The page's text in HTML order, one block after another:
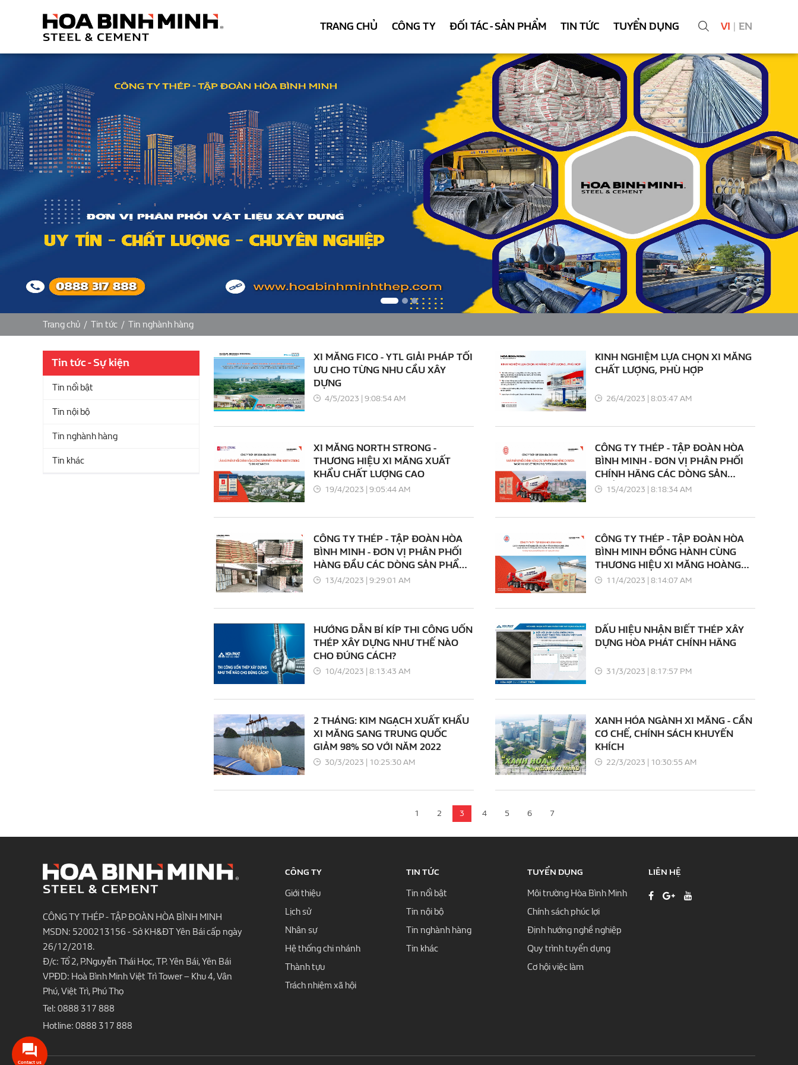
TRANG CHỦ CÔNG TY ĐỐI TÁC - SẢN PHẨM TIN TỨC TUYỂN DỤNG VI | EN
Trang chủ / Tin tức / Tin nghành hàng
Tin tức - Sự kiện
Tin nổi bật
Tin nội bộ
Tin nghành hàng
Tin khác
XI MĂNG FICO - YTL GIẢI PHÁP TỐI
ƯU CHO TỪNG NHU CẦU XÂY
DỰNG
4/5/2023 | 9:08:54 AM
KINH NGHIỆM LỰA CHỌN XI MĂNG
CHẤT LƯỢNG, PHÙ HỢP
26/4/2023 | 8:03:47 AM
XI MĂNG NORTH STRONG -
THƯƠNG HIỆU XI MĂNG XUẤT
KHẨU CHẤT LƯỢNG CAO
19/4/2023 | 9:05:44 AM
CÔNG TY THÉP - TẬP ĐOÀN HÒA
BÌNH MINH - ĐƠN VỊ PHÂN PHỐI
CHÍNH HÃNG CÁC DÒNG SẢN
PHẨM XI MĂNG CHINFON
15/4/2023 | 8:18:34 AM
CÔNG TY THÉP - TẬP ĐOÀN HÒA
BÌNH MINH - ĐƠN VỊ PHÂN PHỐI
HÀNG ĐẦU CÁC DÒNG SẢN PHẨM
XI MĂNG LONG SƠN
13/4/2023 | 9:29:01 AM
CÔNG TY THÉP - TẬP ĐOÀN HÒA
BÌNH MINH ĐỒNG HÀNH CÙNG
THƯƠNG HIỆU XI MĂNG HOÀNG
LONG
11/4/2023 | 8:14:07 AM
HƯỚNG DẪN BÍ KÍP THI CÔNG UỐN
THÉP XÂY DỰNG NHƯ THẾ NÀO
CHO ĐÚNG CÁCH?
10/4/2023 | 8:13:43 AM
DẤU HIỆU NHẬN BIẾT THÉP XÂY
DỰNG HÒA PHÁT CHÍNH HÃNG
31/3/2023 | 8:17:57 PM
2 THÁNG: KIM NGẠCH XUẤT KHẨU
XI MĂNG SANG TRUNG QUỐC
GIẢM 98% SO VỚI NĂM 2022
30/3/2023 | 10:25:30 AM
XANH HÓA NGÀNH XI MĂNG - CẦN
CƠ CHẾ, CHÍNH SÁCH KHUYẾN
KHÍCH
22/3/2023 | 10:30:55 AM
1 2 3 4 5 6 7
CÔNG TY THÉP - TẬP ĐOÀN HÒA BÌNH MINH
MSDN: 5200213156 - Sở KH&ĐT Yên Bái cấp ngày
26/12/2018.
Đ/c: Tổ 2, P.Nguyễn Thái Học, TP. Yên Bái, Yên Bái
VPĐD: Hoà Bình Minh Việt Trì Tower – Khu 4, Vân
Phú, Việt Trì, Phú Thọ
Tel: 0888 317 888
Hotline: 0888 317 888
CÔNG TY
Giới thiệu
Lịch sử
Nhân sự
Hệ thống chi nhánh
Thành tựu
Trách nhiệm xã hội
TIN TỨC
Tin nổi bật
Tin nội bộ
Tin nghành hàng
Tin khác
TUYỂN DỤNG
Môi trường Hòa Bình Minh
Chính sách phúc lợi
Định hướng nghề nghiệp
Quy trình tuyển dụng
Cơ hội việc làm
LIÊN HỆ
Contact us